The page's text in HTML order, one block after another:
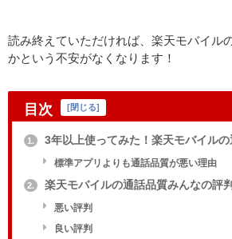
読み終えていただければ、楽天モバイル
かという不安がなくなります！
目次 [閉じる]
1. 3年以上使ってみた！楽天モバイルの
標準アプリよりも通話品質が悪い理由
2. 楽天モバイルの通話品質みんなの評判
悪い評判
良い評判